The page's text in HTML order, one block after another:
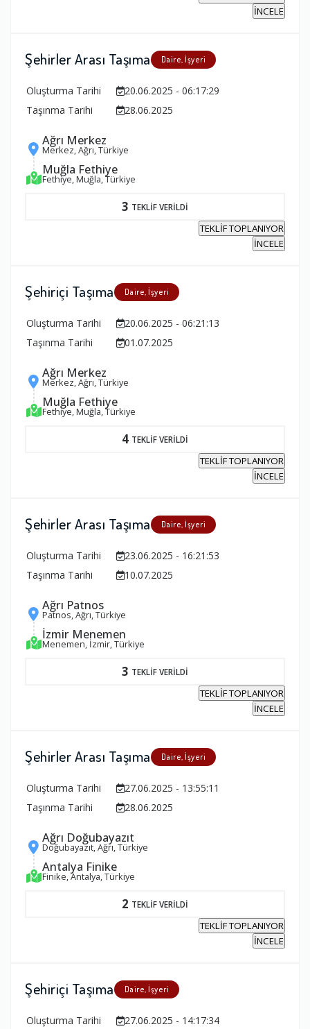
İNCELE
Şehirler Arası Taşıma Daire, İşyeri
Oluşturma Tarihi
20.06.2025 - 06:17:29
Taşınma Tarihi
28.06.2025
Ağrı Merkez
Merkez, Ağrı, Türkiye
Muğla Fethiye
Fethiye, Muğla, Türkiye
3 TEKLİF VERİLDİ
TEKLİF TOPLANIYOR
İNCELE
Şehiriçi Taşıma Daire, İşyeri
Oluşturma Tarihi
20.06.2025 - 06:21:13
Taşınma Tarihi
01.07.2025
Ağrı Merkez
Merkez, Ağrı, Türkiye
Muğla Fethiye
Fethiye, Muğla, Türkiye
4 TEKLİF VERİLDİ
TEKLİF TOPLANIYOR
İNCELE
Şehirler Arası Taşıma Daire, İşyeri
Oluşturma Tarihi
23.06.2025 - 16:21:53
Taşınma Tarihi
10.07.2025
Ağrı Patnos
Patnos, Ağrı, Türkiye
İzmir Menemen
Menemen, İzmir, Türkiye
3 TEKLİF VERİLDİ
TEKLİF TOPLANIYOR
İNCELE
Şehirler Arası Taşıma Daire, İşyeri
Oluşturma Tarihi
27.06.2025 - 13:55:11
Taşınma Tarihi
28.06.2025
Ağrı Doğubayazıt
Doğubayazıt, Ağrı, Türkiye
Antalya Finike
Finike, Antalya, Türkiye
2 TEKLİF VERİLDİ
TEKLİF TOPLANIYOR
İNCELE
Şehiriçi Taşıma Daire, İşyeri
Oluşturma Tarihi
27.06.2025 - 14:17:34